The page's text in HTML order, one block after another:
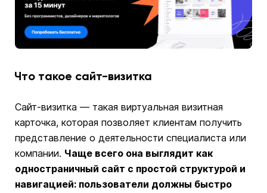
Что такое сайт-визитка
Сайт-визитка — такая виртуальная визитная
карточка, которая позволяет клиентам получить
представление о деятельности специалиста или
компании. Чаще всего она выглядит как
одностраничный сайт с простой структурой и
навигацией: пользователи должны быстро